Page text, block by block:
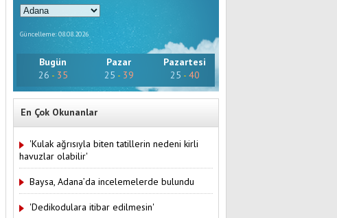
Güncelleme: 08.08.2026
Bugün
26 - 35
Pazar
25 - 39
Pazartesi
25 - 40
En Çok Okunanlar
'Kulak ağrısıyla biten tatillerin nedeni kirli
havuzlar olabilir'
Baysa, Adana’da incelemelerde bulundu
'Dedikodulara itibar edilmesin'